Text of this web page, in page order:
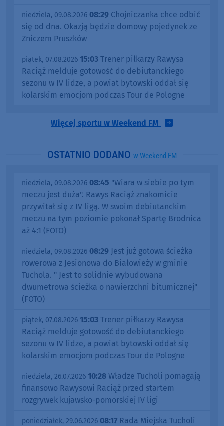
niedziela, 09.08.2026 08:29 Chojniczanka chce odbić
się od dna. Okazją będzie domowy pojedynek ze
Zniczem Pruszków
piątek, 07.08.2026 15:03 Trener piłkarzy Rawysa
Raciąż melduje gotowość do debiutanckiego
sezonu w IV lidze, a powiat bytowski oddał się
kolarskim emocjom podczas Tour de Pologne
Więcej sportu w Weekend FM
OSTATNIO DODANO w Weekend FM
niedziela, 09.08.2026 08:45 "Wiara w siebie po tym
meczu jest duża". Rawys Raciąż znakomicie
przywitał się z IV ligą. W swoim debiutanckim
meczu na tym poziomie pokonał Spartę Brodnica
aż 4:1 (FOTO)
niedziela, 09.08.2026 08:29 Jest już gotowa ścieżka
rowerowa z Jesionowa do Białowieży w gminie
Tuchola. " Jest to solidnie wybudowana
dwumetrowa ścieżka o nawierzchni bitumicznej"
(FOTO)
piątek, 07.08.2026 15:03 Trener piłkarzy Rawysa
Raciąż melduje gotowość do debiutanckiego
sezonu w IV lidze, a powiat bytowski oddał się
kolarskim emocjom podczas Tour de Pologne
niedziela, 26.07.2026 10:28 Władze Tucholi pomagają
finansowo Rawysowi Raciąż przed startem
rozgrywek kujawsko-pomorskiej IV ligi
poniedziałek, 29.06.2026 08:17 Rada Miejska Tucholi